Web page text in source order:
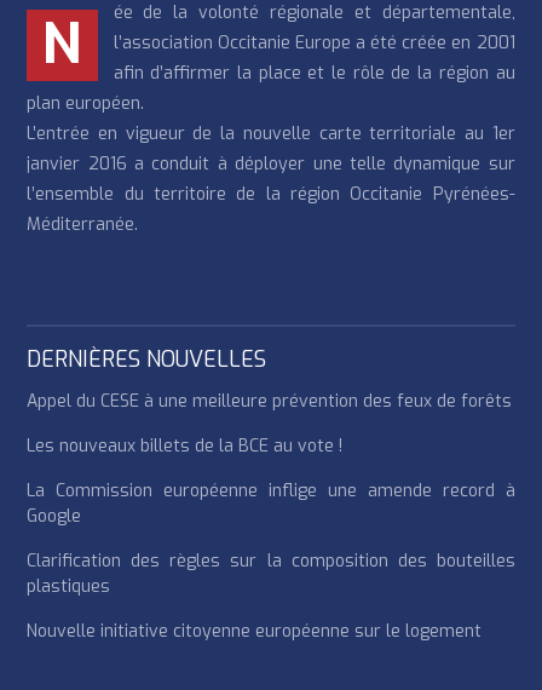
N
ée de la volonté régionale et départementale,
l’association Occitanie Europe a été créée en 2001
afin d’affirmer la place et le rôle de la région au
plan européen.
L’entrée en vigueur de la nouvelle carte territoriale au 1er
janvier 2016 a conduit à déployer une telle dynamique sur
l’ensemble du territoire de la région Occitanie Pyrénées-
Méditerranée.
DERNIÈRES NOUVELLES
Appel du CESE à une meilleure prévention des feux de forêts
Les nouveaux billets de la BCE au vote !
La Commission européenne inflige une amende record à
Google
Clarification des règles sur la composition des bouteilles
plastiques
Nouvelle initiative citoyenne européenne sur le logement